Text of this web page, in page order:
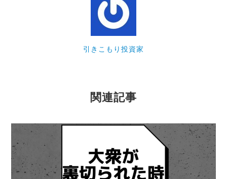
引きこもり投資家
関連記事